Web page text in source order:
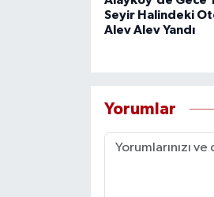
Seyir Halindeki
Alev Alev Yandı
Yorumlar